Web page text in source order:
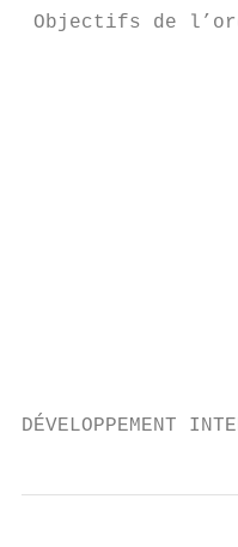
Objectifs de
DÉVELOPPEMENT